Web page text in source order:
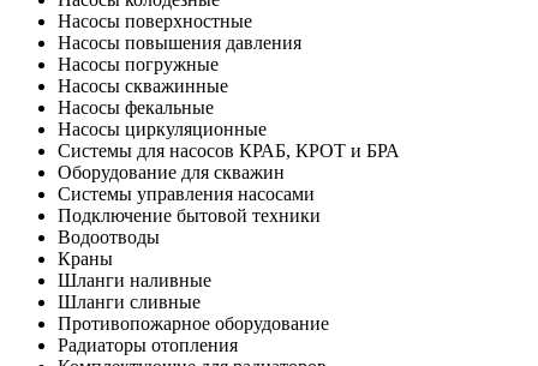
Насосы поверхностные
Насосы повышения давления
Насосы погружные
Насосы скважинные
Насосы фекальные
Насосы циркуляционные
Системы для насосов КРАБ, КРОТ и БРА
Оборудование для скважин
Системы управления насосами
Подключение бытовой техники
Водоотводы
Краны
Шланги наливные
Шланги сливные
Противопожарное оборудование
Радиаторы отопления